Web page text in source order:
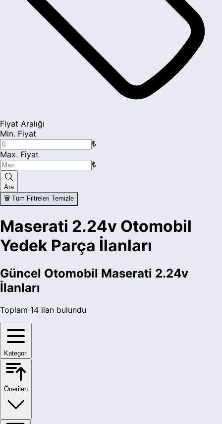
Fiyat Aralığı
Min. Fiyat
₺
Max. Fiyat
₺
Ara
🗑️ Tüm Filtreleri Temizle
Maserati 2.24v Otomobil
Yedek Parça İlanları
Güncel Otomobil Maserati 2.24v
İlanları
Toplam 14 ilan bulundu
Kategori
Önerilen